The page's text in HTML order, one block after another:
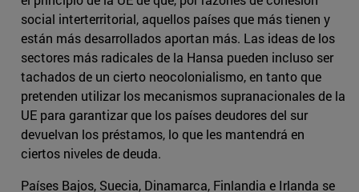
social interterritorial, aquellos países que más tienen y
están más desarrollados aportan más. Las ideas de los
sectores más radicales de la Hansa pueden incluso ser
tachados de un cierto neocolonialismo, en tanto que
pretenden utilizar los mecanismos supranacionales de la
UE para garantizar que los países deudores del sur
devuelvan los préstamos, lo que les mantendrá en
ciertos niveles de deuda.
Países Bajos, Suecia, Dinamarca, Finlandia e Irlanda se